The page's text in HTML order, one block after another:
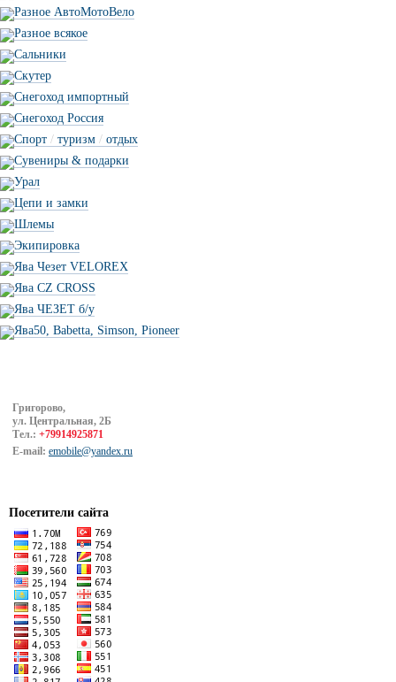
Разное АвтоМотоВело
Разное всякое
Сальники
Скутер
Снегоход импортный
Снегоход Россия
Спорт / туризм / отдых
Сувениры & подарки
Урал
Цепи и замки
Шлемы
Экипировка
Ява Чезет VELOREX
Ява CZ CROSS
Ява ЧЕЗЕТ б/у
Ява50, Babetta, Simson, Pioneer
Григорово,
ул. Центральная, 2Б
Тел.: +79914925871
E-mail: emobile@yandex.ru
Посетители сайта